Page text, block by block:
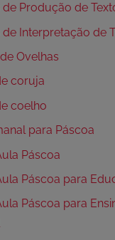
Produção de
Interpretação de
Ovelhas
coruja
coelho
para Páscoa
Páscoa
Páscoa para
Páscoa para